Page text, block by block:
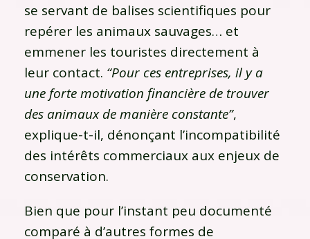
se servant de balises scientifiques pour
repérer les animaux sauvages… et
emmener les touristes directement à
leur contact. “Pour ces entreprises, il y a
une forte motivation financière de trouver
des animaux de manière constante”,
explique-t-il, dénonçant l’incompatibilité
des intérêts commerciaux aux enjeux de
conservation.
Bien que pour l’instant peu documenté
comparé à d’autres formes de